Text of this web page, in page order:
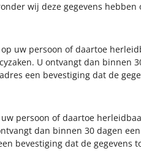
wij deze gegevens hebben
uw persoon of daartoe
U ontvangt dan binnen
een bevestiging dat de
persoon of daartoe
dan binnen 30 dagen
bevestiging dat de gegevens